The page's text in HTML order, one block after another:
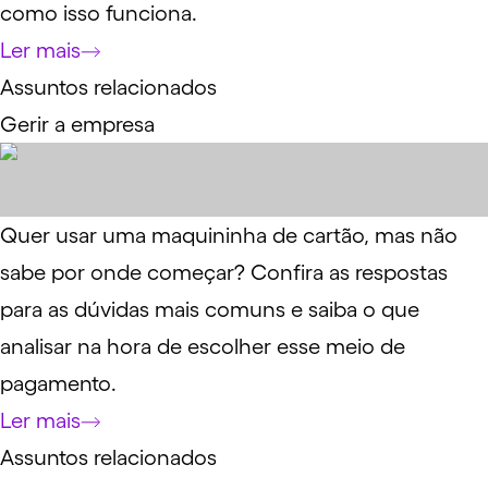
como isso funciona.
Ler mais
Assuntos relacionados
Gerir a empresa
Quer usar uma maquininha de cartão, mas não
sabe por onde começar? Confira as respostas
para as dúvidas mais comuns e saiba o que
analisar na hora de escolher esse meio de
pagamento.
Ler mais
Assuntos relacionados